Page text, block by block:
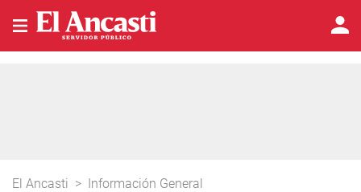
El Ancasti > Información General